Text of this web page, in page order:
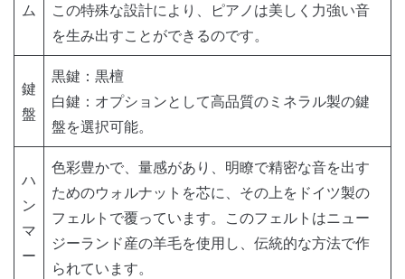
ム
この特殊な設計により、ピアノは美しく力強い音
を生み出すことができるのです。
鍵
盤
黒鍵：黒檀
白鍵：オプションとして高品質のミネラル製の鍵
盤を選択可能。
ハ
ン
マ
ー
色彩豊かで、量感があり、明瞭で精密な音を出す
ためのウォルナットを芯に、その上をドイツ製の
フェルトで覆っています。このフェルトはニュー
ジーランド産の羊毛を使用し、伝統的な方法で作
られています。